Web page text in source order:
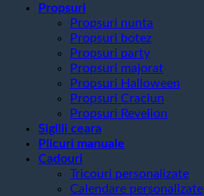
Propsuri
Propsuri nunta
Propsuri botez
Propsuri party
Propsuri majorat
Propsuri Halloween
Propsuri Craciun
Propsuri Revelion
Sigilii ceara
Plicuri manuale
Cadouri
Tricouri personalizate
Calendare personalizate